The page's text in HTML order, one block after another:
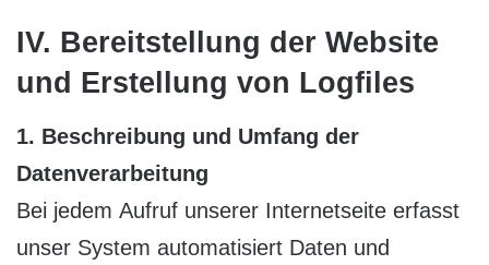
IV. Bereitstellung der Website
und Erstellung von Logfiles
1. Beschreibung und Umfang der
Datenverarbeitung
Bei jedem Aufruf unserer Internetseite erfasst
unser System automatisiert Daten und